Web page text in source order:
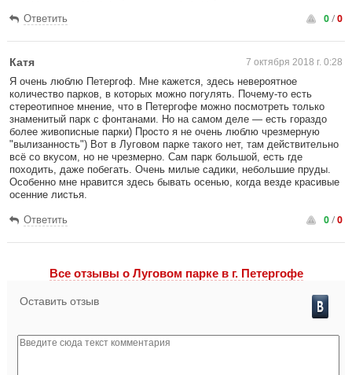
Ответить 0/0
Катя 7 октября 2018 г. 0:28
Я очень люблю Петергоф. Мне кажется, здесь невероятное
количество парков, в которых можно погулять. Почему-то есть
стереотипное мнение, что в Петергофе можно посмотреть только
знаменитый парк с фонтанами. Но на самом деле — есть гораздо
более живописные парки) Просто я не очень люблю чрезмерную
"вылизанность") Вот в Луговом парке такого нет, там действительно
всё со вкусом, но не чрезмерно. Сам парк большой, есть где
походить, даже побегать. Очень милые садики, небольшие пруды.
Особенно мне нравится здесь бывать осенью, когда везде красивые
осенние листья.
Ответить 0/0
Все отзывы o Луговом парке в г. Петергофе
Оставить отзыв